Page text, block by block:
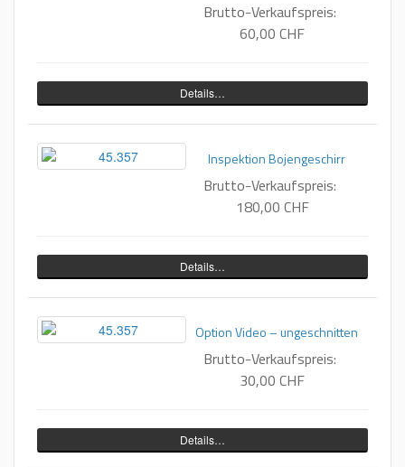
Brutto-Verkaufspreis:
60,00 CHF
Details…
Inspektion Bojengeschirr
Brutto-Verkaufspreis:
180,00 CHF
Details…
Option Video – ungeschnitten
Brutto-Verkaufspreis:
30,00 CHF
Details…